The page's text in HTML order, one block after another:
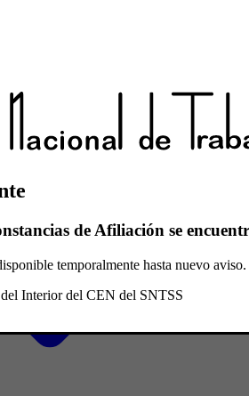
de Afiliación se
temporalmente hasta nuevo
Interior del CEN del SNTSS